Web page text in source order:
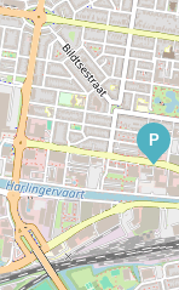
P